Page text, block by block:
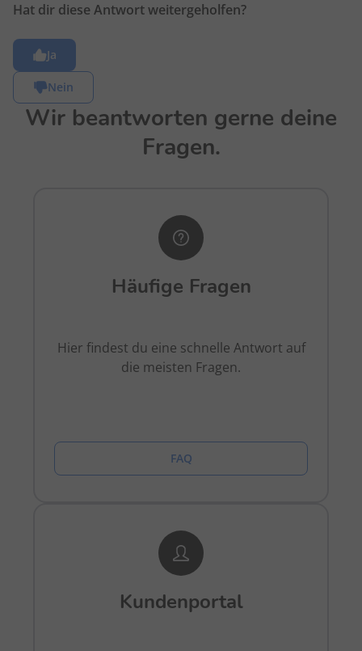
Hat dir diese Antwort weitergeholfen?
Ja
Nein
Wir beantworten gerne deine
Fragen.
Häufige Fragen
Hier findest du eine schnelle Antwort auf
die meisten Fragen.
FAQ
Kundenportal